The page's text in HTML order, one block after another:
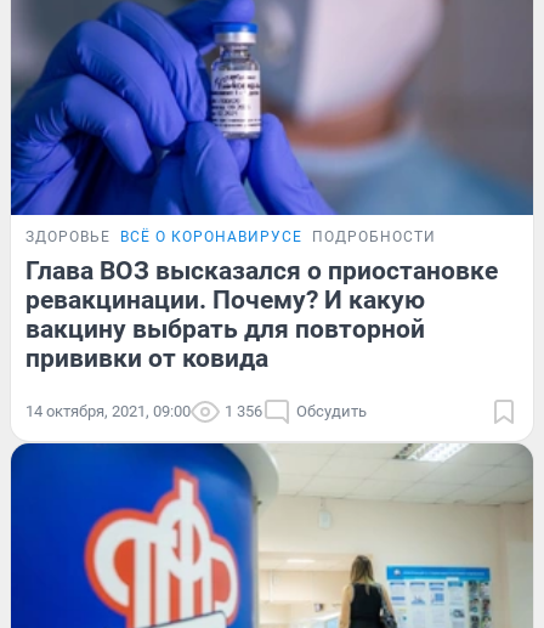
ЗДОРОВЬЕ ВСЁ О КОРОНАВИРУСЕ ПОДРОБНОСТИ
Глава ВОЗ высказался о приостановке
ревакцинации. Почему? И какую
вакцину выбрать для повторной
прививки от ковида
14 октября, 2021, 09:00 1 356 Обсудить